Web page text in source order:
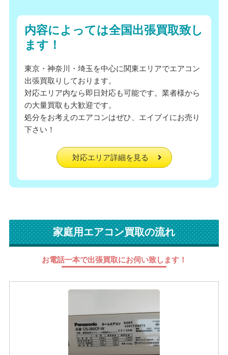
内容によっては全国出張買取致し
ます！
東京・神奈川・埼玉を中心に関東エリアでエアコン
出張買取りしております。
対応エリア内なら即日対応も可能です。業者様から
の大量買取も大歓迎です。
処分をお考えのエアコンはぜひ、エイブイにお売り
下さい！
対応エリア詳細を見る
家庭用エアコン買取の流れ
お電話一本で出張買取にお伺い致します！